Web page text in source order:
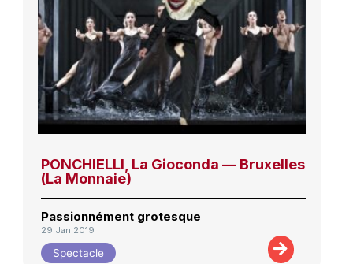
PONCHIELLI, La Gioconda — Bruxelles
(La Monnaie)
Passionnément grotesque
29 Jan 2019
Spectacle